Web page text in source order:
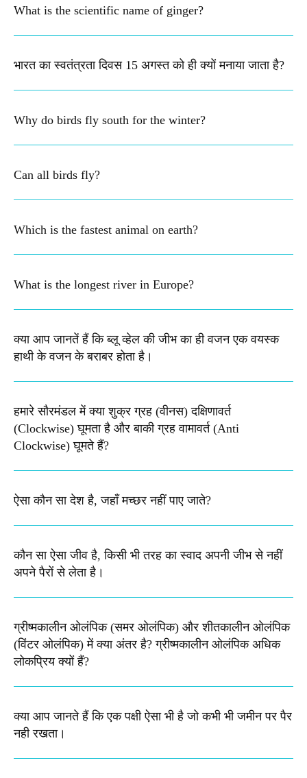
What is the scientific name of ginger?
भारत का स्वतंत्रता दिवस 15 अगस्त को ही क्यों मनाया जाता है?
Why do birds fly south for the winter?
Can all birds fly?
Which is the fastest animal on earth?
What is the longest river in Europe?
क्या आप जानतें हैं कि ब्लू व्हेल की जीभ का ही वजन एक वयस्क
हाथी के वजन के बराबर होता है।
हमारे सौरमंडल में क्या शुक्र ग्रह (वीनस) दक्षिणावर्त
(Clockwise) घूमता है और बाकी ग्रह वामावर्त (Anti
Clockwise) घूमते हैं?
ऐसा कौन सा देश है, जहाँ मच्छर नहीं पाए जाते?
कौन सा ऐसा जीव है, किसी भी तरह का स्वाद अपनी जीभ से नहीं
अपने पैरों से लेता है।
ग्रीष्मकालीन ओलंपिक (समर ओलंपिक) और शीतकालीन ओलंपिक
(विंटर ओलंपिक) में क्या अंतर है? ग्रीष्मकालीन ओलंपिक अधिक
लोकप्रिय क्यों हैं?
क्या आप जानते हैं कि एक पक्षी ऐसा भी है जो कभी भी जमीन पर पैर
नही रखता।